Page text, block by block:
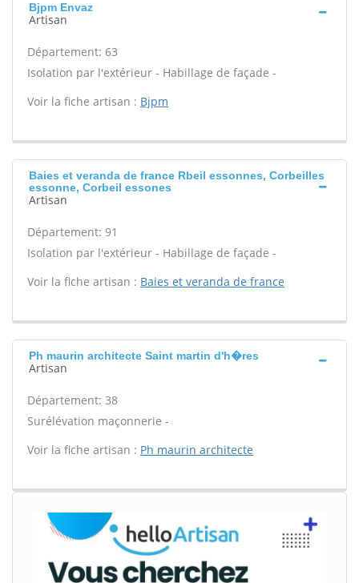
Bjpm Envaz
Artisan
Département: 63
Isolation par l'extérieur - Habillage de façade -
Voir la fiche artisan : Bjpm
Baies et veranda de france Rbeil essonnes, Corbeilles
essonne, Corbeil essones
Artisan
Département: 91
Isolation par l'extérieur - Habillage de façade -
Voir la fiche artisan : Baies et veranda de france
Ph maurin architecte Saint martin d'h�res
Artisan
Département: 38
Surélévation maçonnerie -
Voir la fiche artisan : Ph maurin architecte